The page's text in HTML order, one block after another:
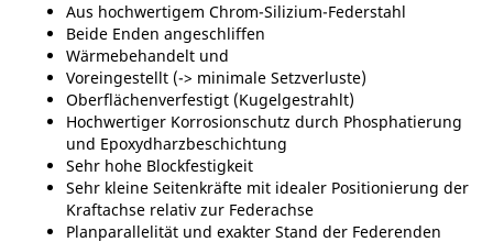
Aus hochwertigem Chrom-Silizium-Federstahl
Beide Enden angeschliffen
Wärmebehandelt und
Voreingestellt (-> minimale Setzverluste)
Oberflächenverfestigt (Kugelgestrahlt)
Hochwertiger Korrosionschutz durch Phosphatierung
und Epoxydharzbeschichtung
Sehr hohe Blockfestigkeit
Sehr kleine Seitenkräfte mit idealer Positionierung der
Kraftachse relativ zur Federachse
Planparallelität und exakter Stand der Federenden